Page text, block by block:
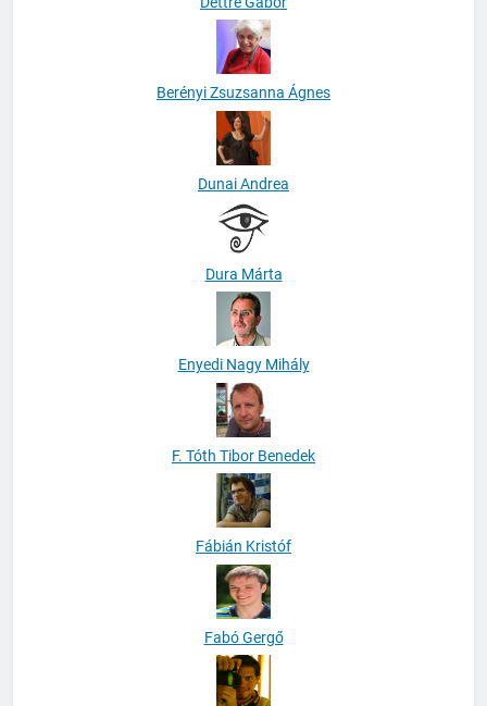
Berényi Zsuzsanna Ágnes
Dunai Andrea
Dura Márta
Enyedi Nagy Mihály
F. Tóth Tibor Benedek
Fábián Kristóf
Fabó Gergő